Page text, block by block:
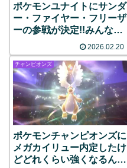
ポケモンユナイトにサンダ
ー・ファイヤー・フリーザ
ーの参戦が決定!!みんなの
2026.02.20
チャンピオンズ
ポケモンチャンピオンズに
メガカイリュー内定したけ
どどれくらい強くなるんか